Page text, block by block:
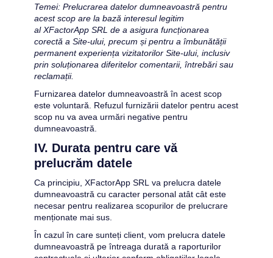
Temei: Prelucrarea datelor dumneavoastră pentru
acest scop are la bază interesul legitim
al XFactorApp SRL de a asigura funcționarea
corectă a Site-ului, precum și pentru a îmbunătății
permanent experiența vizitatorilor Site-ului, inclusiv
prin soluționarea diferitelor comentarii, întrebări sau
reclamații.
Furnizarea datelor dumneavoastră în acest scop
este voluntară. Refuzul furnizării datelor pentru acest
scop nu va avea urmări negative pentru
dumneavoastră.
IV. Durata pentru care vă
prelucrăm datele
Ca principiu, XFactorApp SRL va prelucra datele
dumneavoastră cu caracter personal atât cât este
necesar pentru realizarea scopurilor de prelucrare
menționate mai sus.
În cazul în care sunteți client, vom prelucra datele
dumneavoastră pe întreaga durată a raporturilor